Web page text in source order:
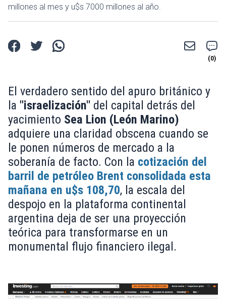
millones al mes y u$s 7000 millones al año.
El verdadero sentido del apuro británico y
la "israelización" del capital detrás del
yacimiento Sea Lion (León Marino)
adquiere una claridad obscena cuando se
le ponen números de mercado a la
soberanía de facto. Con la cotización del
barril de petróleo Brent consolidada esta
mañana en u$s 108,70, la escala del
despojo en la plataforma continental
argentina deja de ser una proyección
teórica para transformarse en un
monumental flujo financiero ilegal.